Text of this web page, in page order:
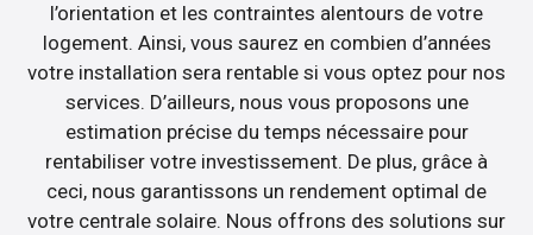
l’orientation et les contraintes alentours de votre
logement. Ainsi, vous saurez en combien d’années
votre installation sera rentable si vous optez pour nos
services. D’ailleurs, nous vous proposons une
estimation précise du temps nécessaire pour
rentabiliser votre investissement. De plus, grâce à
ceci, nous garantissons un rendement optimal de
votre centrale solaire. Nous offrons des solutions sur